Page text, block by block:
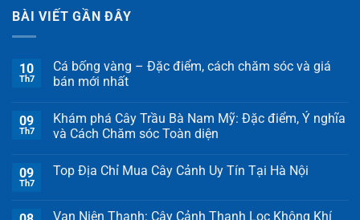
BÀI VIẾT GẦN ĐÂY
10
Th7
Cá bống vàng – Đặc điểm, cách chăm sóc và giá
bán mới nhất
09
Th7
Khám phá Cây Trầu Bà Nam Mỹ: Đặc điểm, Ý nghĩa
và Cách Chăm sóc Toàn diện
09
Th7
Top Địa Chỉ Mua Cây Cảnh Uy Tín Tại Hà Nội
Vạn Niên Thanh: Cây Cảnh Thanh Lọc Không Khí